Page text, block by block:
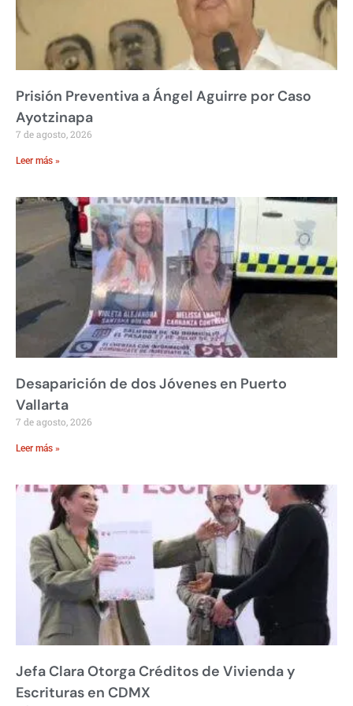
Prisión Preventiva a Ángel Aguirre por Caso
Ayotzinapa
7 de agosto, 2026
Leer más »
Desaparición de dos Jóvenes en Puerto
Vallarta
7 de agosto, 2026
Leer más »
Jefa Clara Otorga Créditos de Vivienda y
Escrituras en CDMX